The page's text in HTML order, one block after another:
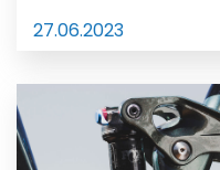
27.06.2023